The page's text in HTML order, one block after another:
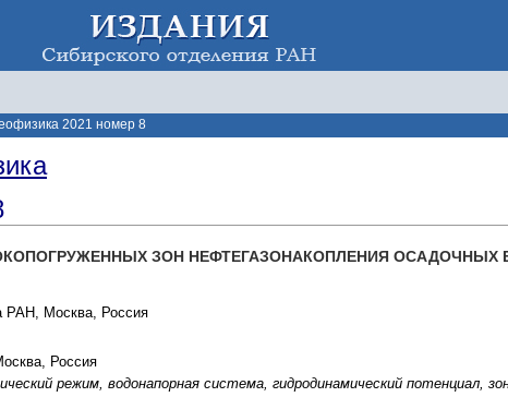
2021 номер 8
ЗОН НЕФТЕГАЗОНАКОПЛЕНИЯ ОСАДОЧНЫХ
РАН, Москва, Россия
Россия
режим, водонапорная система, гидродинамический потенциал,